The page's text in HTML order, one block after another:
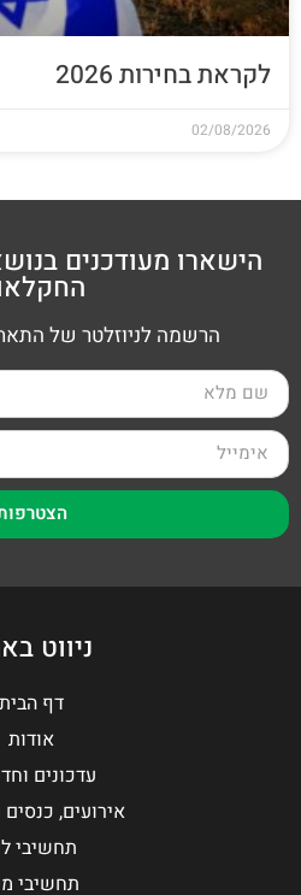
לקראת בחירות 2026
02/08/2026
הישארו מעודכנים
הרשמה לניוזלטר של
ניווט
דף הבית
אודות
עדכונים
אירועים, כנסים
תחשיבי
תחשיבי